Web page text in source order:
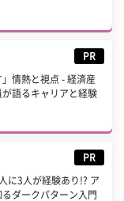
PR
」情熱と視点 - 経済産
語るキャリアと経験
PR
に3人が経験あり!? ア
ダークパターン入門